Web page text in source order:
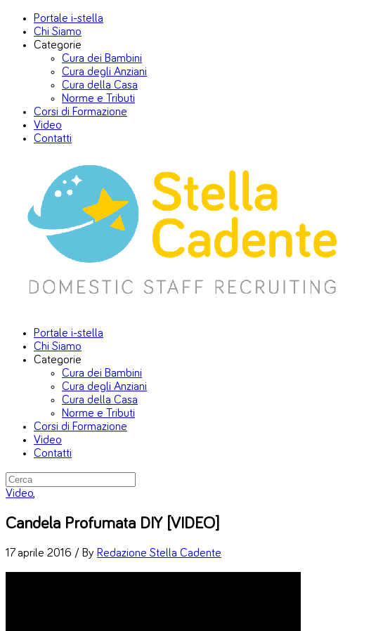
Portale i-stella
Chi Siamo
Categorie
Cura dei Bambini
Cura degli Anziani
Cura della Casa
Norme e Tributi
Corsi di Formazione
Video
Contatti
Portale i-stella
Chi Siamo
Categorie
Cura dei Bambini
Cura degli Anziani
Cura della Casa
Norme e Tributi
Corsi di Formazione
Video
Contatti
Video,
Candela Profumata DIY [VIDEO]
17 aprile 2016 / By Redazione Stella Cadente